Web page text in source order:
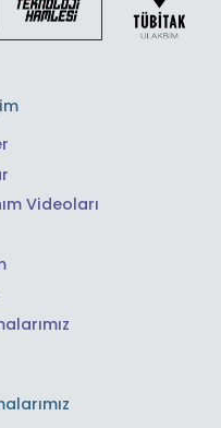
Videoları